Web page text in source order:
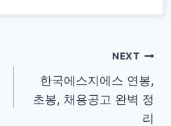
NEXT
한국에스지에스 연봉,
초봉, 채용공고 완벽 정
리